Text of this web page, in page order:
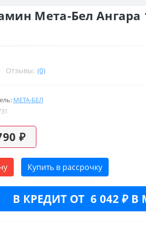
Мета-Бел Ангара
Отзывы: (0)
МЕТА-БЕЛ
₽
Купить в рассрочку
В КРЕДИТ ОТ 6 042 ₽ В